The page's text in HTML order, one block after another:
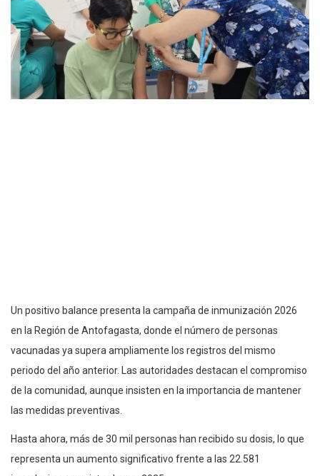
Un positivo balance presenta la campaña de inmunización 2026
en la Región de Antofagasta, donde el número de personas
vacunadas ya supera ampliamente los registros del mismo
periodo del año anterior. Las autoridades destacan el compromiso
de la comunidad, aunque insisten en la importancia de mantener
las medidas preventivas.
Hasta ahora, más de 30 mil personas han recibido su dosis, lo que
representa un aumento significativo frente a las 22.581